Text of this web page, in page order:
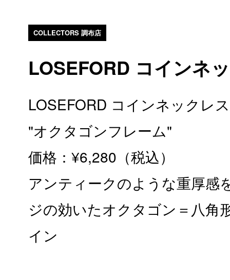
COLLECTORS 調布店
LOSEFORD コインネ
LOSEFORD コインネックレス
"オクタゴンフレーム"
価格：¥6,280（税込）
アンティークのような重厚感
ジの効いたオクタゴン＝八角
イン